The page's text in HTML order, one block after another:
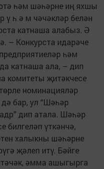
һәм шәһәрне иң яхшы
ү һ ә м чәчәкләр белән
катнаша алабыз. Ә
– Конкурста идарәче
һәм
катнаша ала, – дип
комитеты җитәкчесе
номинацияләр
бар, ул “Шәһәр
дип атала. Шәһәр
билгеләп үткәнчә,
халыкны шәһәрне
җәлеп итү. Бәйге
әмма ашыгырга